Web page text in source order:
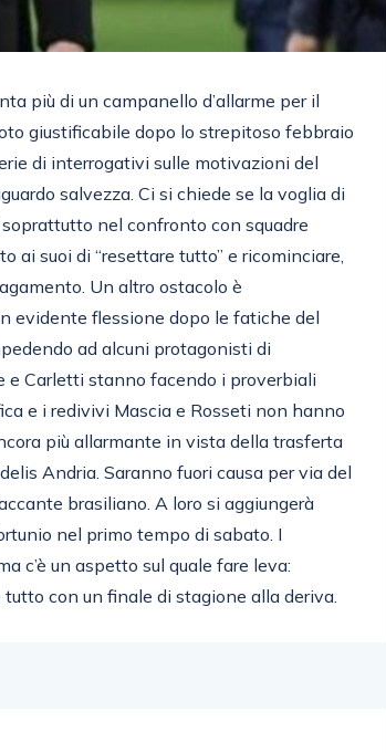
più di un campanello d’allarme per il
giustificabile dopo lo strepitoso febbraio
di interrogativi sulle motivazioni del
salvezza. Ci si chiede se la voglia di
nel confronto con squadre
suoi di “resettare tutto” e ricominciare,
Un altro ostacolo è
evidente flessione dopo le fatiche del
ad alcuni protagonisti di
Carletti stanno facendo i proverbiali
e i redivivi Mascia e Rosseti non hanno
più allarmante in vista della trasferta
Andria. Saranno fuori causa per via del
brasiliano. A loro si aggiungerà
nel primo tempo di sabato. I
c’è un aspetto sul quale fare leva:
tutto con un finale di stagione alla deriva.